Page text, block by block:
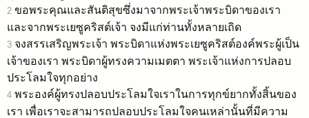
2 ขอพระคุณและสันติสุขซึ่งมาจากพระเจ้าพระบิดาของเรา
และจากพระเยซูคริสต์เจ้า จงมีแก่ท่านทั้งหลายเถิด
3 จงสรรเสริญพระเจ้า พระบิดาแห่งพระเยซูคริสต์องค์พระผู้เป็น
เจ้าของเรา พระบิดาผู้ทรงความเมตตา พระเจ้าแห่งการปลอบ
ประโลมใจทุกอย่าง
4 พระองค์ผู้ทรงปลอบประโลมใจเราในการทุกข์ยากทั้งสิ้นของ
เรา เพื่อเราจะสามารถปลอบประโลมใจคนเหล่านั้นที่มีความ